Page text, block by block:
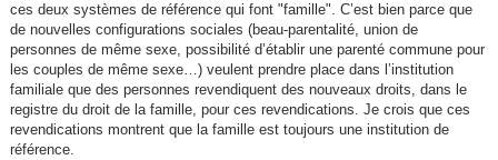
ces deux systèmes de référence qui font "famille". C’est bien parce que
de nouvelles configurations sociales (beau-parentalité, union de
personnes de même sexe, possibilité d’établir une parenté commune pour
les couples de même sexe…) veulent prendre place dans l’institution
familiale que des personnes revendiquent des nouveaux droits, dans le
registre du droit de la famille, pour ces revendications. Je crois que ces
revendications montrent que la famille est toujours une institution de
référence.